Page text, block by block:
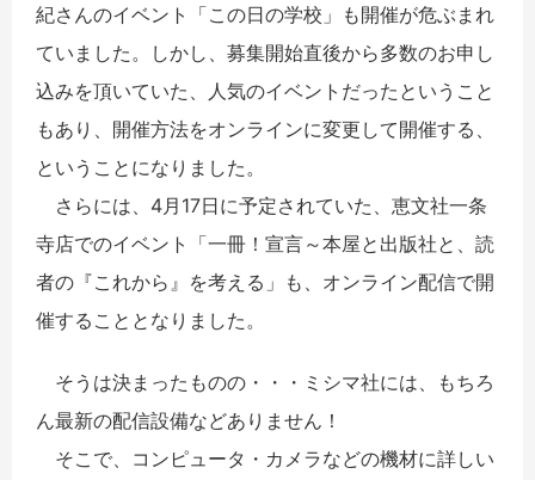
紀さんのイベント「この日の学校」も開催が危ぶまれ
ていました。しかし、募集開始直後から多数のお申し
込みを頂いていた、人気のイベントだったということ
もあり、開催方法をオンラインに変更して開催する、
ということになりました。
さらには、4月17日に予定されていた、恵文社一条
寺店でのイベント「一冊！宣言～本屋と出版社と、読
者の『これから』を考える」も、オンライン配信で開
催することとなりました。
そうは決まったものの・・・ミシマ社には、もちろ
ん最新の配信設備などありません！
そこで、コンピュータ・カメラなどの機材に詳しい